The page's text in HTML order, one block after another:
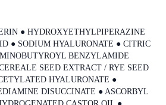
● HYDROXYETHYLPIPERAZINE
● SODIUM HYALURONATE ● CITRIC
BENZYLAMIDE
SEED EXTRACT / RYE SEED
HYALURONATE ●
DISUCCINATE ● ASCORBYL